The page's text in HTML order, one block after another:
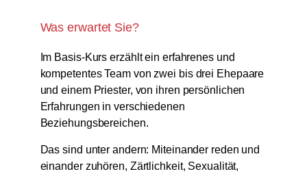
Was erwartet Sie?
Im Basis-Kurs erzählt ein erfahrenes und
kompetentes Team von zwei bis drei Ehepaare
und einem Priester, von ihren persönlichen
Erfahrungen in verschiedenen
Beziehungsbereichen.
Das sind unter andern: Miteinander reden und
einander zuhören, Zärtlichkeit, Sexualität,